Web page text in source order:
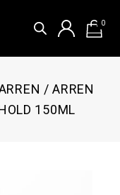
0
/ ARREN
150ML